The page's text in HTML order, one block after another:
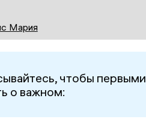
Мария
чтобы первыми
о важном: